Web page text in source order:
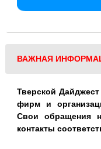
ВАЖНАЯ
Тверской
фирм и
Свои обращения
контакты